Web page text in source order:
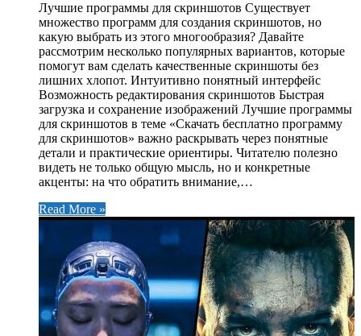
Лучшие программы для скриншотов Существует
множество программ для создания скриншотов, но
какую выбрать из этого многообразия? Давайте
рассмотрим несколько популярных вариантов, которые
помогут вам сделать качественные скриншоты без
лишних хлопот. Интуитивно понятный интерфейс
Возможность редактирования скриншотов Быстрая
загрузка и сохранение изображений Лучшие программы
для скриншотов в теме «Скачать бесплатно программу
для скриншотов» важно раскрывать через понятные
детали и практические ориентиры. Читателю полезно
видеть не только общую мысль, но и конкретные
акценты: на что обратить внимание,…
Read More »